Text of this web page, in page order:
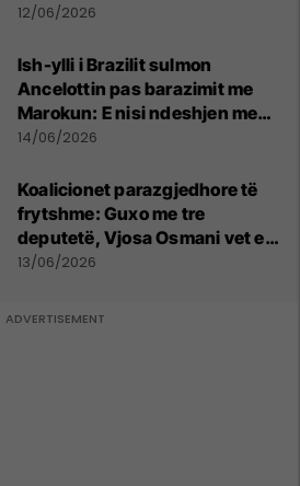
12/06/2026
Ish-ylli i Brazilit sulmon
Ancelottin pas barazimit me
Marokun: E nisi ndeshjen me
formacionin e gabuar
14/06/2026
Koalicionet parazgjedhore të
frytshme: Guxo me tre
deputetë, Vjosa Osmani vet e
treta në Kuvend
13/06/2026